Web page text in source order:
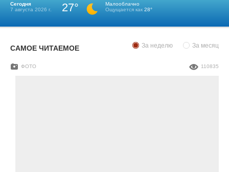
Сегодня
7 августа 2026 г.
27°
Малооблачно
Ощущается как 28°
САМОЕ ЧИТАЕМОЕ За неделю За месяц
ФОТО 110835